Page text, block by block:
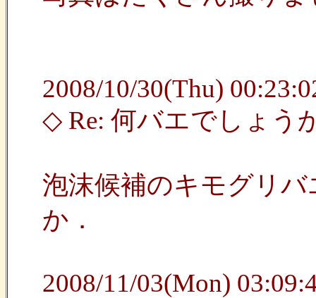
2008/10/30(Thu)
◇ Re: 何バエでしょう
泡沫候補のキモグリ
か．
2008/11/03(Mon)